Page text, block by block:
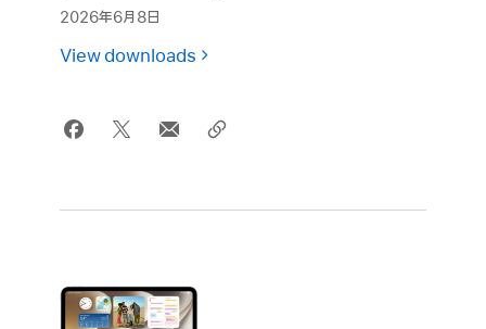
2026年6月8日
View downloads